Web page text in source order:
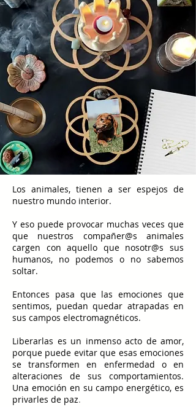
Los animales, tienen a ser espejos de
nuestro mundo interior.
Y eso puede provocar muchas veces que
que nuestros compañer@s animales
cargen con aquello que nosotr@s sus
humanos, no podemos o no sabemos
soltar.
Entonces pasa que las emociones que
sentimos, puedan quedar atrapadas en
sus campos electromagnéticos.
Liberarlas es un inmenso acto de amor,
porque puede evitar que esas emociones
se transformen en enfermedad o en
alteraciones de sus comportamientos.
Una emoción en su campo energético, es
privarles de paz.